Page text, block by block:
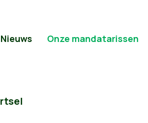
Nieuws Onze mandatarissen